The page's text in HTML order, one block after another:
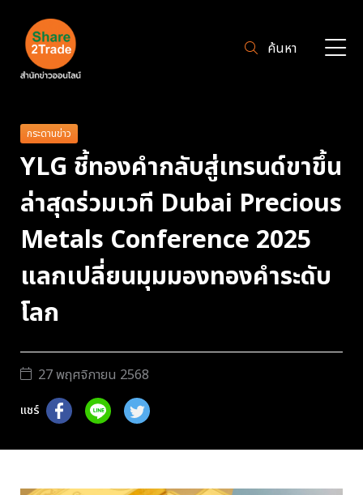
ค้นหา
กระดานข่าว
YLG ชี้ทองคำกลับสู่เทรนด์ขาขึ้น
ล่าสุดร่วมเวที Dubai Precious
Metals Conference 2025
แลกเปลี่ยนมุมมองทองคำระดับ
โลก
27 พฤศจิกายน 2568
แชร์